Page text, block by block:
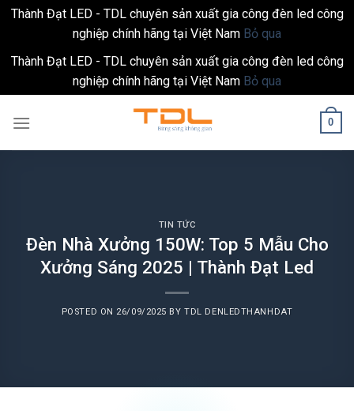
Thành Đạt LED - TDL chuyên sản xuất gia công đèn led công
nghiệp chính hãng tại Việt Nam Bỏ qua
Thành Đạt LED - TDL chuyên sản xuất gia công đèn led công
nghiệp chính hãng tại Việt Nam Bỏ qua
0
TIN TỨC
Đèn Nhà Xưởng 150W: Top 5 Mẫu Cho
Xưởng Sáng 2025 | Thành Đạt Led
POSTED ON 26/09/2025 BYTDL DENLEDTHANHDAT